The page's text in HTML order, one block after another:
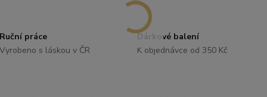
práce
s láskou v ČR
Dárkové balení
K objednávce od 350 Kč